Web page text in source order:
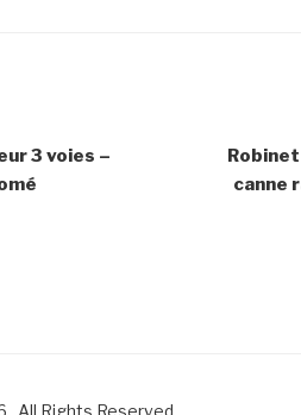
3 voies –
canne